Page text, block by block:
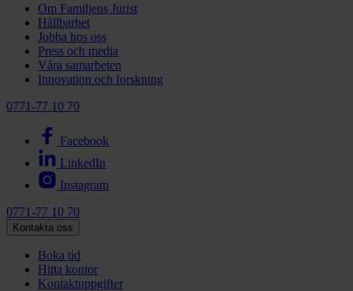
Om Familjens Jurist
Hållbarhet
Jobba hos oss
Press och media
Våra samarbeten
Innovation och forskning
0771-77 10 70
Facebook
LinkedIn
Instagram
0771-77 10 70
Kontakta oss
Boka tid
Hitta kontor
Kontaktuppgifter